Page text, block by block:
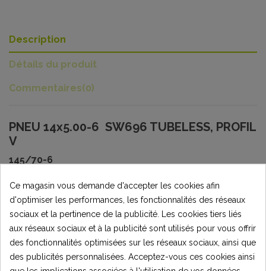
Description
Détails du produit
Commentaires(0)
PNEU 14x5.00-6 SW696 TUBELESS, PROFIL
V
145/70-6
Pour quads 1000W, thermiques, tracteur tondeuse, etc...
Valves Shrader TR412 pour utilisation Tubeless à
commander séparément.
Attention au sens de rotation, suivre le marquage indiqué
sur le flanc du pneu.
Ce magasin vous demande d'accepter les cookies afin
d'optimiser les performances, les fonctionnalités des réseaux
sociaux et la pertinence de la publicité. Les cookies tiers liés
aux réseaux sociaux et à la publicité sont utilisés pour vous offrir
des fonctionnalités optimisées sur les réseaux sociaux, ainsi que
des publicités personnalisées. Acceptez-vous ces cookies ainsi